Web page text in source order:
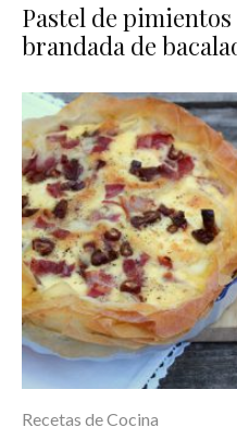
Pastel de
brandada de
Recetas de Cocina